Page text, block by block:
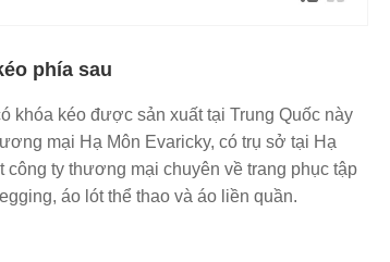
phía sau
khóa kéo được sản xuất tại Trung Quốc này
mại Hạ Môn Evaricky, có trụ sở tại Hạ
công ty thương mại chuyên về trang phục tập
áo lót thể thao và áo liền quần.